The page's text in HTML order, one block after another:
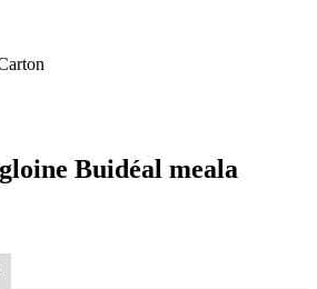
Buidéal meala